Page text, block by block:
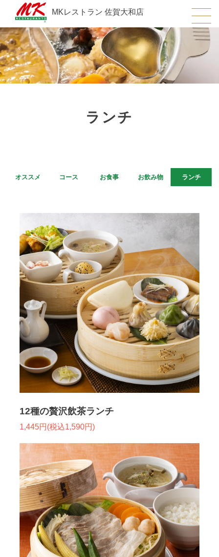
MKレストラン 佐賀大和店
ランチ
オススメ コース お食事 お飲み物 ランチ
12種の贅沢飲茶ランチ
1,445円(税込1,590円)